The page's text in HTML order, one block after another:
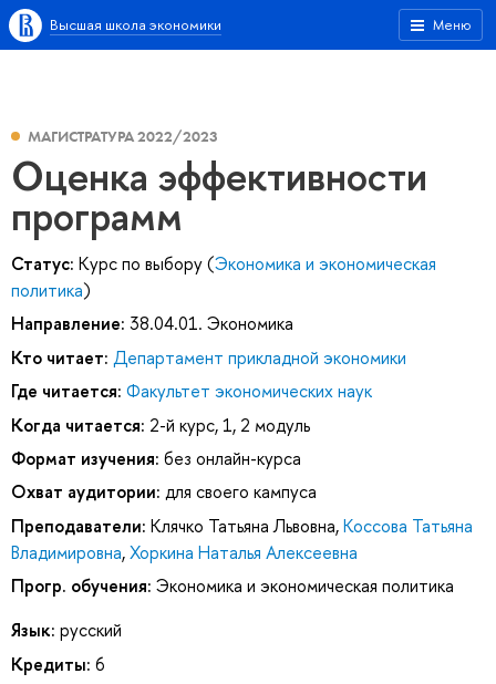
Меню
Высшая школа экономики
МАГИСТРАТУРА 2022/2023
Оценка эффективности
программ
Статус: Курс по выбору (Экономика и экономическая
политика)
Направление: 38.04.01. Экономика
Кто читает: Департамент прикладной экономики
Где читается: Факультет экономических наук
Когда читается: 2-й курс, 1, 2 модуль
Формат изучения: без онлайн-курса
Охват аудитории: для своего кампуса
Преподаватели: Клячко Татьяна Львовна,Коссова Татьяна
Владимировна,Хоркина Наталья Алексеевна
Прогр. обучения: Экономика и экономическая политика
Язык: русский
Кредиты: 6